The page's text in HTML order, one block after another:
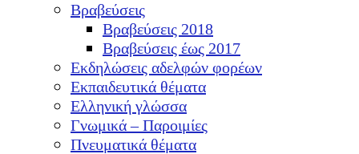
Βραβεύσεις
Βραβεύσεις 2018
Βραβεύσεις έως 2017
Εκδηλώσεις αδελφών φορέων
Εκπαιδευτικά θέματα
Ελληνική γλώσσα
Γνωμικά – Παροιμίες
Πνευματικά θέματα